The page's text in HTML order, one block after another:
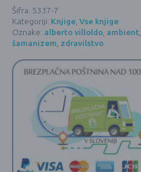
prehajanju
-
Alberto
Villoldo
(KNJIGA)
Šifra: 5337-7
Kategoriji: Knjige, Vse knjige
Oznake: alberto villoldo, ambient,
šamanizem, zdravilstvo